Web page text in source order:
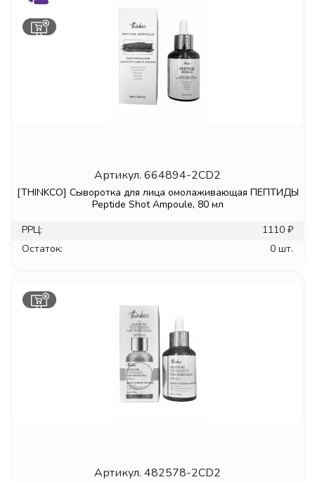
Артикул. 664894-2CD2
[THINKCO] Сыворотка для лица омолаживающая ПЕПТИДЫ
Peptide Shot Ampoule, 80 мл
РРЦ:
1110 ₽
Остаток:
0 шт.
Артикул. 482578-2CD2